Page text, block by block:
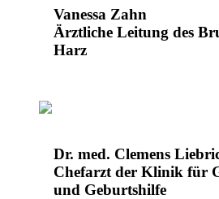
Vanessa Zahn
Ärztliche Leitung des
Harz
Dr. med. Clemens
Chefarzt der Klinik für
und Geburtshilfe